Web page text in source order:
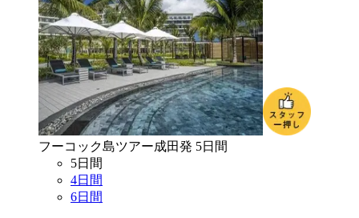
フーコック島ツアー成田発 5日間
5日間
4日間
6日間